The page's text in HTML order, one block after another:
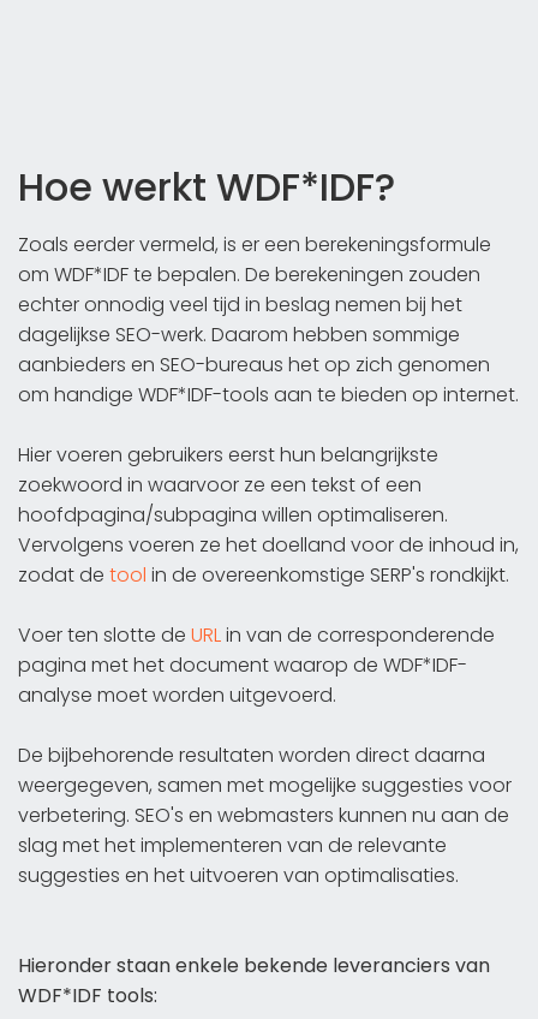
Hoe werkt WDF*IDF?
Zoals eerder vermeld, is er een berekeningsformule
om WDF*IDF te bepalen. De berekeningen zouden
echter onnodig veel tijd in beslag nemen bij het
dagelijkse SEO-werk. Daarom hebben sommige
aanbieders en SEO-bureaus het op zich genomen
om handige WDF*IDF-tools aan te bieden op internet.
Hier voeren gebruikers eerst hun belangrijkste
zoekwoord in waarvoor ze een tekst of een
hoofdpagina/subpagina willen optimaliseren.
Vervolgens voeren ze het doelland voor de inhoud in,
zodat de tool in de overeenkomstige SERP's rondkijkt.
Voer ten slotte de URLin van de corresponderende
pagina met het document waarop de WDF*IDF-
analyse moet worden uitgevoerd.
De bijbehorende resultaten worden direct daarna
weergegeven, samen met mogelijke suggesties voor
verbetering. SEO's en webmasters kunnen nu aan de
slag met het implementeren van de relevante
suggesties en het uitvoeren van optimalisaties.
Hieronder staan enkele bekende leveranciers van
WDF*IDF tools: